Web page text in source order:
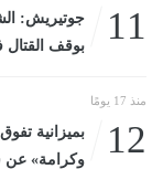
11
جوتيريش:
بوقف القتال
منذ 17 يومًا
12
وكرامة» عن شهر...